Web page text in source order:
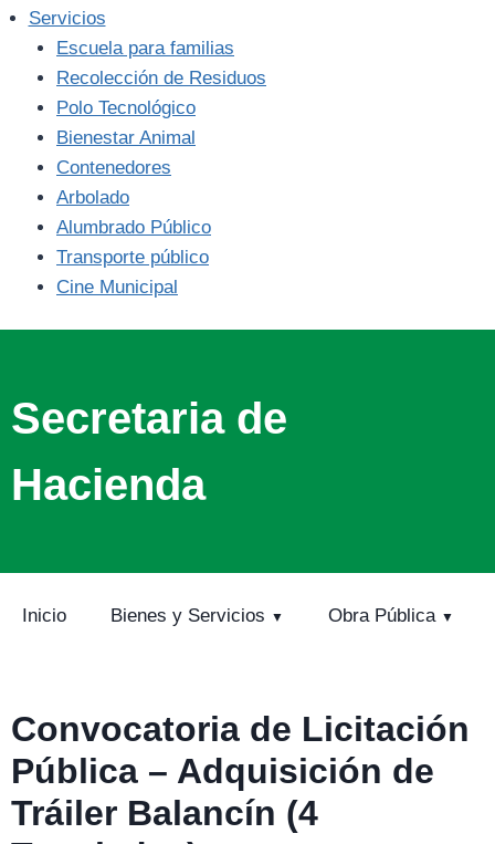
Servicios
Escuela para familias
Recolección de Residuos
Polo Tecnológico
Bienestar Animal
Contenedores
Arbolado
Alumbrado Público
Transporte público
Cine Municipal
Secretaria de
Hacienda
Inicio Bienes y Servicios Obra Pública
Convocatoria de Licitación
Pública – Adquisición de
Tráiler Balancín (4